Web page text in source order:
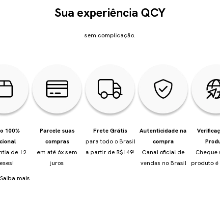
Sua experiência QCY
sem complicação.
100%
de 12
Parcele suas
compras
em até 6x sem
juros
Frete Grátis
para todo o Brasil
a partir de R$149!
Autenticidade na
compra
Canal oficial de
vendas no Brasil
Cheque
produto é
Saiba mais